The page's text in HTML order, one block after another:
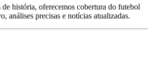
história, oferecemos cobertura do futebol
análises precisas e notícias atualizadas.